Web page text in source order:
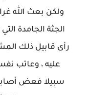
ولكن بعث الله
الجثة الجامدة
رأى قابيل ذلك
عليه ، وعاتب
سبيلا فعض أصابع